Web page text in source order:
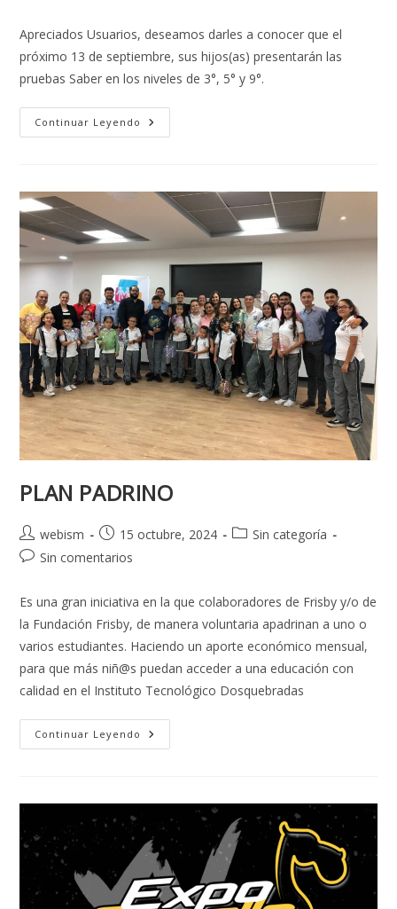
Apreciados Usuarios, deseamos darles a conocer que el
próximo 13 de septiembre, sus hijos(as) presentarán las
pruebas Saber en los niveles de 3°, 5° y 9°.
Continuar Leyendo
PLAN PADRINO
webism 15 octubre, 2024
Sin categoría
Sin comentarios
Es una gran iniciativa en la que colaboradores de Frisby y/o de
la Fundación Frisby, de manera voluntaria apadrinan a uno o
varios estudiantes. Haciendo un aporte económico mensual,
para que más niñ@s puedan acceder a una educación con
calidad en el Instituto Tecnológico Dosquebradas
Continuar Leyendo